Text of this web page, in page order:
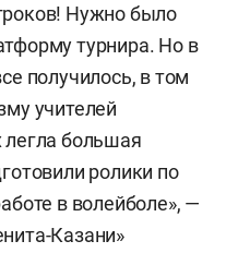
Нужно было
турнира. Но в
получилось, в том
учителей
легла большая
ролики по
в волейболе», —
Казани»